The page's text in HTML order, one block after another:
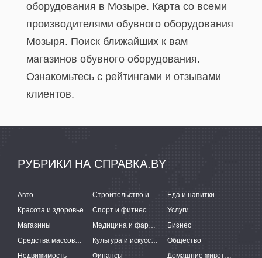
оборудования в Мозыре. Карта со всеми
производителями обувного оборудования
Мозыря. Поиск ближайших к вам
магазинов обувного оборудования.
Ознакомьтесь с рейтингами и отзывами
клиентов.
РУБРИКИ НА СПРАВКА.BY
Авто Строительство и ремонт
Еда и напитки
Красота и здоровье
Спорт и фитнес
Услуги
Магазины
Медицина и фармацевтика
Бизнес
Средства массовой информации
Культура и искусство
Общество
Недвижимость
Финансы Домашние животные